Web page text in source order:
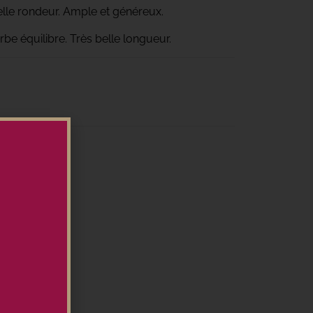
rondeur. Ample et généreux.
équilibre. Très belle longueur.